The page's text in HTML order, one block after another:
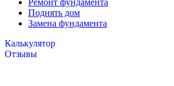
Ремонт фундамента
Поднять дом
Замена фундамента
Калькулятор
Отзывы